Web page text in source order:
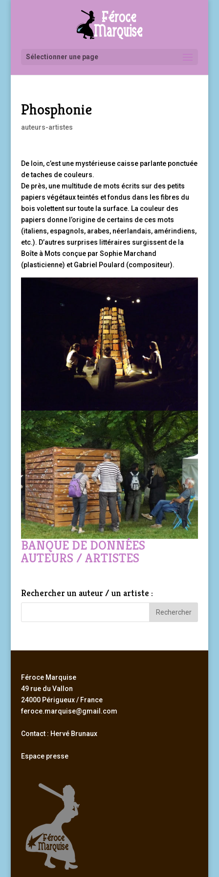
Sélectionner une page
Phosphonie
auteurs-artistes
De loin, c’est une mystérieuse caisse parlante ponctuée
de taches de couleurs.
De près, une multitude de mots écrits sur des petits
papiers végétaux teintés et fondus dans les fibres du
bois volettent sur toute la surface. La couleur des
papiers donne l’origine de certains de ces mots
(italiens, espagnols, arabes, néerlandais, amérindiens,
etc.). D’autres surprises littéraires surgissent de la
Boîte à Mots conçue par Sophie Marchand
(plasticienne) et Gabriel Poulard (compositeur).
BANQUE DE DONNÉES
AUTEURS / ARTISTES
Rechercher un auteur / un artiste :
Féroce Marquise
49 rue du Vallon
24000 Périgueux / France
feroce.marquise@gmail.com
Contact : Hervé Brunaux
Espace presse